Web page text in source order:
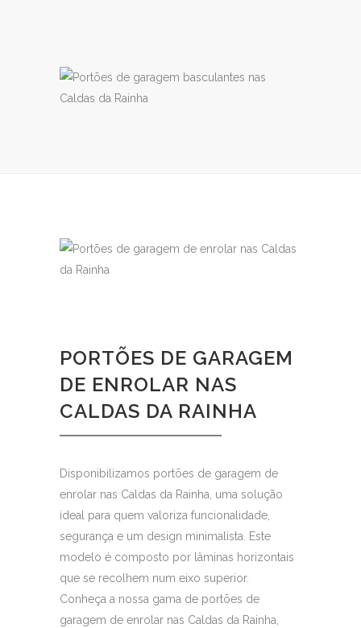
PORTÕES DE GARAGEM
DE ENROLAR NAS
CALDAS DA RAINHA
Disponibilizamos portões de garagem de
enrolar nas Caldas da Rainha, uma solução
ideal para quem valoriza funcionalidade,
segurança e um design minimalista. Este
modelo é composto por lâminas horizontais
que se recolhem num eixo superior.
Conheça a nossa gama de portões de
garagem de enrolar nas Caldas da Rainha,